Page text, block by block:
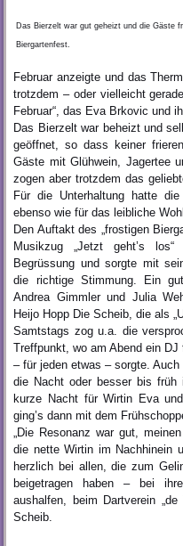
Das Bierzelt war gut geheizt und die Gäste
Biergartenfest.
Februar anzeigte und das
trotzdem – oder vielleicht
Februar“, das Eva Brkovic und
Das Bierzelt war beheizt und
geöffnet, so dass keiner
Gäste mit Glühwein, Jagertee
zogen aber trotzdem das
Für die Unterhaltung hatte
ebenso wie für das leibliche
Den Auftakt des „frostigen
Musikzug „Jetzt geht’s
Begrüssung und sorgte mit
die richtige Stimmung. Ein
Andrea Gimmler und Julia
Heijo Hopp Die Scheib, die als
Samtstags zog u.a. die
Treffpunkt, wo am Abend ein
– für jeden etwas – sorgte.
die Nacht oder besser bis früh
kurze Nacht für Wirtin Eva
ging’s dann mit dem
„Die Resonanz war gut,
die nette Wirtin im Nachhinein
herzlich bei allen, die zum
beigetragen haben – bei
aushalfen, beim Dartverein
Scheib.